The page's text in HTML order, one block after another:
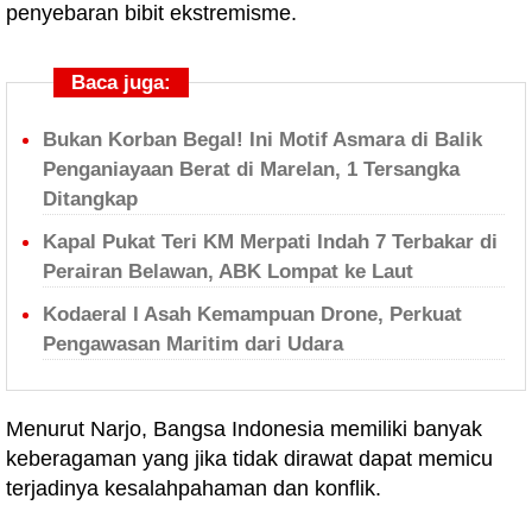
penyebaran bibit ekstremisme.
Baca juga:
Bukan Korban Begal! Ini Motif Asmara di Balik
Penganiayaan Berat di Marelan, 1 Tersangka
Ditangkap
Kapal Pukat Teri KM Merpati Indah 7 Terbakar di
Perairan Belawan, ABK Lompat ke Laut
Kodaeral I Asah Kemampuan Drone, Perkuat
Pengawasan Maritim dari Udara
Menurut Narjo, Bangsa Indonesia memiliki banyak
keberagaman yang jika tidak dirawat dapat memicu
terjadinya kesalahpahaman dan konflik.